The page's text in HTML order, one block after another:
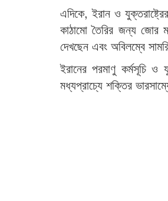
এদিকে, ইরান ও
কাঠামো তৈরির জন্য জোর
দেখছেন এবং অবিলম্বে
ইরানের পরমাণু কর্মসূচি
মধ্যপ্রাচ্যে শক্তির